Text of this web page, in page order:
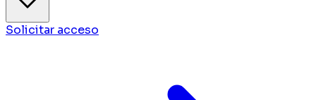
Solicitar acceso